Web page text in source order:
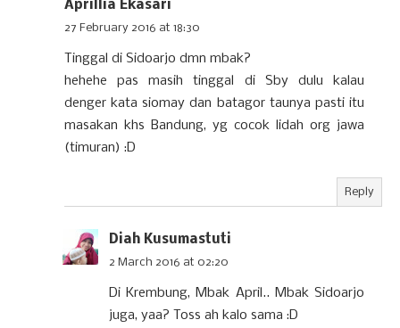
Aprillia Ekasari
27 February 2016 at 18:30
Tinggal di Sidoarjo dmn mbak?
hehehe pas masih tinggal di Sby dulu kalau
denger kata siomay dan batagor taunya pasti itu
masakan khs Bandung, yg cocok lidah org jawa
(timuran) :D
Reply
Diah Kusumastuti
2 March 2016 at 02:20
Di Krembung, Mbak April.. Mbak Sidoarjo
juga, yaa? Toss ah kalo sama :D